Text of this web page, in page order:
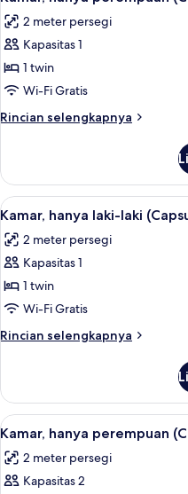
semua
foto
untuk
Kamar,
hanya
perempuan
(Capsule)
2 meter persegi
Kapasitas 1
1 twin
Wi-Fi Gratis
Rincian selengkapnya
Rincian
Kamar,
hanya
perempuan
Lihat
semua
foto
untuk
Kamar,
hanya
laki-
laki
11
Kamar, hanya laki-laki
2 meter persegi
Kapasitas 1
1 twin
Wi-Fi Gratis
Rincian selengkapnya
Rincian
Kamar,
hanya
laki-
(Capsule)
Lihat
semua
foto
untuk
9
Kamar, hanya perempuan
2 meter persegi
Kapasitas 2